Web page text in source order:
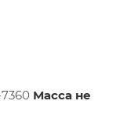
Масса не